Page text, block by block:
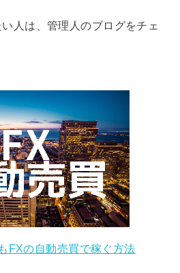
人は、管理人のブログをチェ
FXの自動売買で稼ぐ方法